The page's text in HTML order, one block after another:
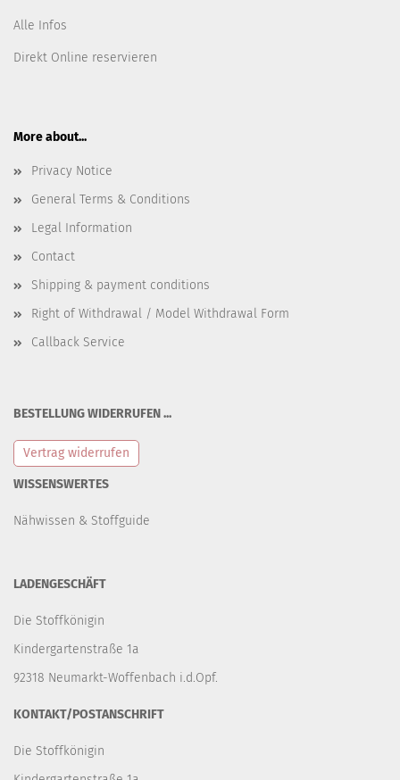
Alle Infos
Direkt Online reservieren
More about...
Privacy Notice
General Terms & Conditions
Legal Information
Contact
Shipping & payment conditions
Right of Withdrawal / Model Withdrawal Form
Callback Service
BESTELLUNG WIDERRUFEN ...
Vertrag widerrufen
WISSENSWERTES
Nähwissen & Stoffguide
LADENGESCHÄFT
Die Stoffkönigin
Kindergartenstraße 1a
92318 Neumarkt-Woffenbach i.d.Opf.
KONTAKT/POSTANSCHRIFT
Die Stoffkönigin